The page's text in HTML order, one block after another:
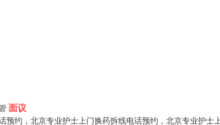
面议
约，北京专业护士上门换药拆线电话预约，北京专业护士